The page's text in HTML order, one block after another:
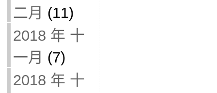
二月 (11)
2018 年 十
一月 (7)
2018 年 十